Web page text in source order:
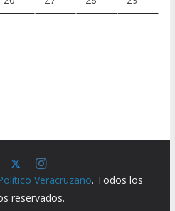
Veracruzano. Todos los
reservados.